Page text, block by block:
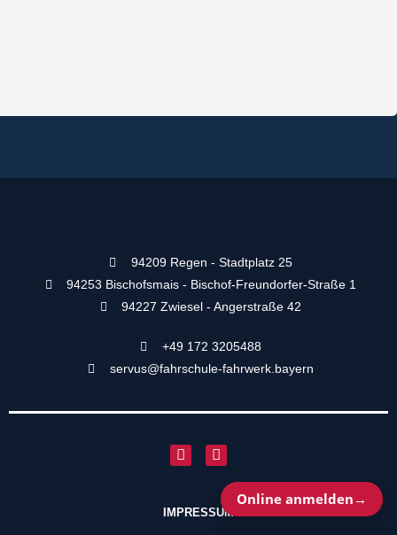
Online anmelden →
94209 Regen - Stadtplatz 25
94253 Bischofsmais - Bischof-Freundorfer-Straße 1
94227 Zwiesel -Angerstraße 42
+49 172 3205488
servus@fahrschule-fahrwerk.bayern
IMPRESSUM